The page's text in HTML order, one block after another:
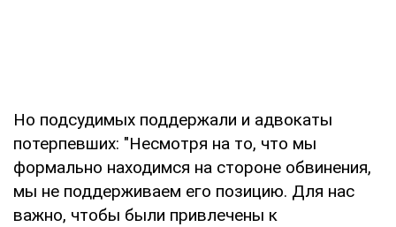
Но подсудимых поддержали и адвокаты
потерпевших: "Несмотря на то, что мы
формально находимся на стороне обвинения,
мы не поддерживаем его позицию. Для нас
важно, чтобы были привлечены к